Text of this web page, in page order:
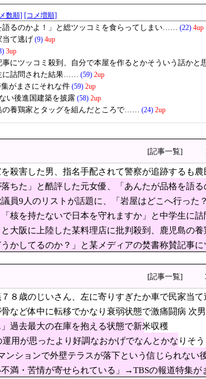
で創った会社から追放され、逆襲のように世界を変えるまで
給3.51％増へ 人事院の勧告を受け [8/9]
軍装の禁止を発表！
4位狙える」
さん、左に寄りすぎたか車で民家当て
ろ
転移でかなり衰弱状態で激痛闘病 次
評した元女優、「あんたが品格を語
ネット「本当にありがたい」
にバンス氏が猛反発…ブリトーの価格めぐる議論、共和党の内
オ候補に、オ・セフン候補は「最後の砦、ソウル」を訴える！
が吸い込まれる」被害多発の“必需品”に潜む危険 [8/9]
ーを逆方向に・・・2戦連発の26号ソロ
か」「アジア打者GOAT」【MLB】
る』イオンモール熊本で被災の高校生平和誓う
？！
紋【8月JNN世論調査解説】
在庫を抱える状態で新米収穫
ストが話題に、「岩屋はどこへ行った
揺れの韓国サッカー界、ロンドン五輪メダル剝奪…
[記事一覧]
殺害した男、指名手配されて警察が追跡するも
ちた」と酷評した元女優、「あんたが品格を語
員9人のリストが話題に、「岩屋はどこへ行った
核を持たないで日本を守れますか」と中学生に
大阪に上陸した某料理店に批判殺到、鹿児島の
かしてるのか？」と某メディアの焚書称賛記事
[記事一覧]
８歳のじいさん、左に寄りすぎたか車で民家当て
など体中に転移でかなり衰弱状態で激痛闘病 次
過去最大の在庫を抱える状態で新米収穫
運用が思ったより好調なおかげでなんとかなりそう
ンションで外壁テラスが落下という信じられない
不満・苦情が寄せられている」→TBSの報道特集が